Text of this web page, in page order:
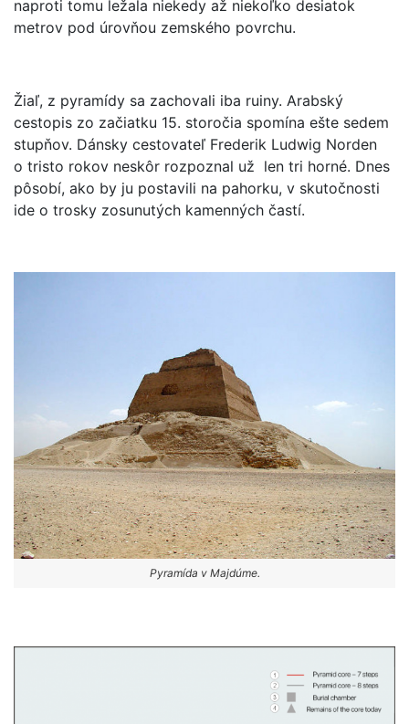
naproti tomu ležala niekedy až niekoľko desiatok
metrov pod úrovňou zemského povrchu.
Žiaľ, z pyramídy sa zachovali iba ruiny. Arabský
cestopis zo začiatku 15. storočia spomína ešte sedem
stupňov. Dánsky cestovateľ Frederik Ludwig Norden
o tristo rokov neskôr rozpoznal už len tri horné. Dnes
pôsobí, ako by ju postavili na pahorku, v skutočnosti
ide o trosky zosunutých kamenných častí.
Pyramída v Majdúme.